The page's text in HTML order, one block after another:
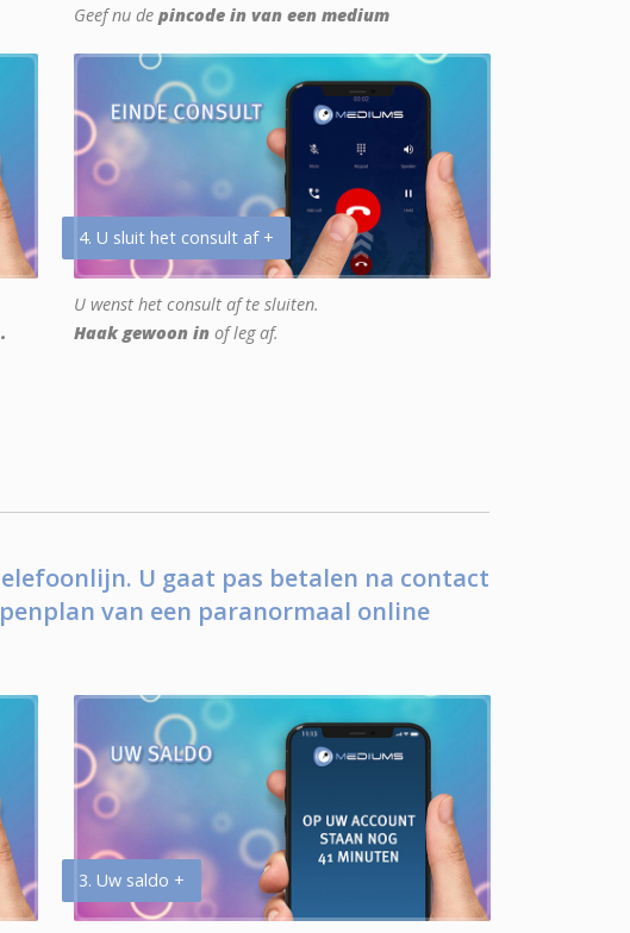
Geef nu de pincode in van een medium
4. U sluit het consult af +
U wenst het consult af te sluiten.
Haak gewoon in of leg af.
U gaat pas betalen na contact
van een paranormaal online
3. Uw saldo +